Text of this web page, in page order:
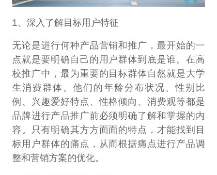
1、深入了解目标用户特征
无论是进行何种产品营销和推广，最开始的一
点就是要明确自己的用户群体到底是谁。在高
校推广中，最为重要的目标群体自然就是大学
生消费群体。他们的年龄分布状况、性别比
例、兴趣爱好特点、性格倾向、消费观等都是
品牌进行产品推广前必须明确了解和掌握的内
容。只有明确其方方面面的特点，才能找到目
标用户群体的痛点，从而根据痛点进行产品调
整和营销方案的优化。